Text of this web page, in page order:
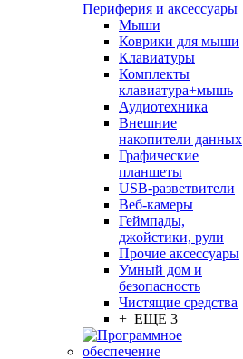
Периферия и аксессуары
Мыши
Коврики для мыши
Клавиатуры
Комплекты
клавиатура+мышь
Аудиотехника
Внешние
накопители данных
Графические
планшеты
USB-разветвители
Веб-камеры
Геймпады,
джойстики, рули
Прочие аксессуары
Умный дом и
безопасность
Чистящие средства
+ ЕЩЕ 3